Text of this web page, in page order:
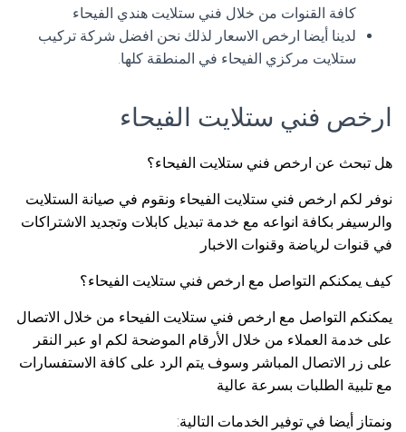
كافة القنوات من خلال فني ستلايت هندي الفيحاء
لدينا أيضا ارخص الاسعار لذلك نحن افضل شركة تركيب
ستلايت مركزي الفيحاء في المنطقة كلها.
ارخص فني ستلايت الفيحاء
هل تبحث عن ارخص فني ستلايت الفيحاء؟
نوفر لكم ارخص فني ستلايت الفيحاء ونقوم في صيانة الستلايت
والرسيفر بكافة انواعه مع خدمة تبديل كابلات وتجديد الاشتراكات
في قنوات لرياضة وقنوات الاخبار
كيف يمكنكم التواصل مع ارخص فني ستلايت الفيحاء؟
يمكنكم التواصل مع ارخص فني ستلايت الفيحاء من خلال الاتصال
على خدمة العملاء من خلال الأرقام الموضحة لكم او عبر النقر
على زر الاتصال المباشر وسوف يتم الرد على كافة الاستفسارات
مع تلبية الطلبات بسرعة عالية
ونمتاز أيضا في توفير الخدمات التالية: